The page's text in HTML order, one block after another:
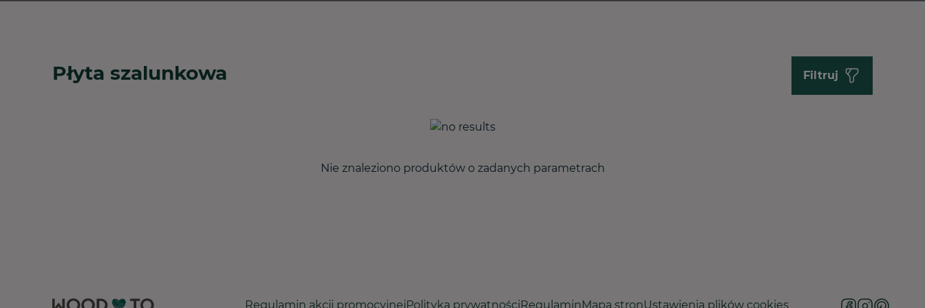
Płyta szalunkowa Filtruj
Nie znaleziono produktów o zadanych parametrach
Regulamin akcji promocyjnejPolityka prywatnościRegulaminMapa stronUstawienia plików cookies